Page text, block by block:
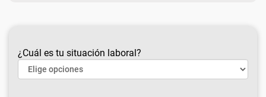
¿Cuál es tu situación laboral?